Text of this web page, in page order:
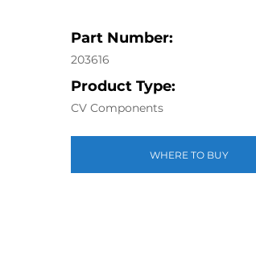
Part Number:
203616
Product Type:
CV Components
WHERE TO BUY